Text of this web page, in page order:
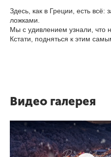
Здесь, как в Греции, есть
ложками.
Мы с удивлением узнали, что
Кстати, подняться к этим
Видео галерея